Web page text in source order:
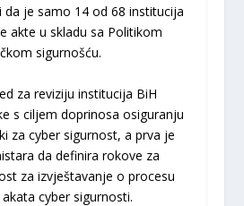
da je samo 14 od 68 institucija
akte u skladu sa Politikom
sigurnošću.
za reviziju institucija BiH
s ciljem doprinosa osiguranju
za cyber sigurnost, a prva je
da definira rokove za
za izvještavanje o procesu
cyber sigurnosti.